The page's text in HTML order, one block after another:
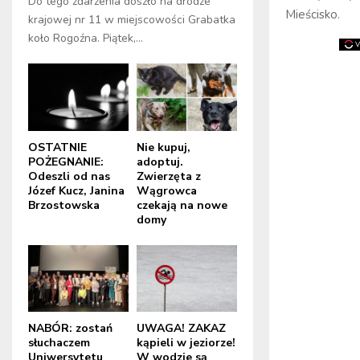
Mieścisko.
krajowej nr 11 w miejscowości Grabatka
koło Rogoźna. Piątek,...
OSTATNIE
POŻEGNANIE:
Odeszli od nas
Józef Kucz, Janina
Brzostowska
Nie kupuj,
adoptuj.
Zwierzęta z
Wągrowca
czekają na nowe
domy
NABÓR: zostań
słuchaczem
UWAGA! ZAKAZ
kąpieli w jeziorze!